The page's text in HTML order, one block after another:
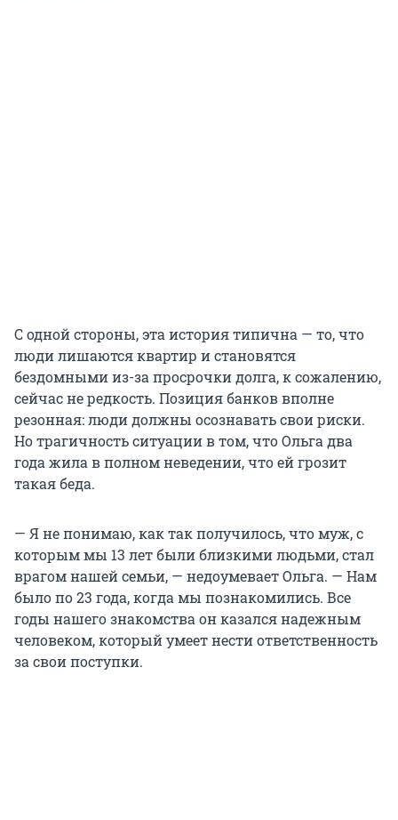
С одной стороны, эта история типична — то, что
люди лишаются квартир и становятся
бездомными из-за просрочки долга, к сожалению,
сейчас не редкость. Позиция банков вполне
резонная: люди должны осознавать свои риски.
Но трагичность ситуации в том, что Ольга два
года жила в полном неведении, что ей грозит
такая беда.
— Я не понимаю, как так получилось, что муж, с
которым мы 13 лет были близкими людьми, стал
врагом нашей семьи, — недоумевает Ольга. — Нам
было по 23 года, когда мы познакомились. Все
годы нашего знакомства он казался надежным
человеком, который умеет нести ответственность
за свои поступки.